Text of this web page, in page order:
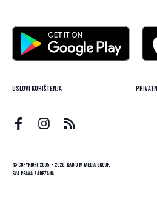
Uslovi korištenja
© Copyright 2005. - 2026. Radio M Media Group.
Sva prava zadržana.